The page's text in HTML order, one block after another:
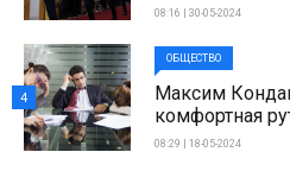
08:16 | 30-05-2024
ОБЩЕСТВО
Максим
комфортная
08:29 | 18-05-2024
4